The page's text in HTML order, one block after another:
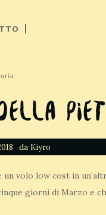
da Kiyro
un volo low cost in
giorni di Marzo e